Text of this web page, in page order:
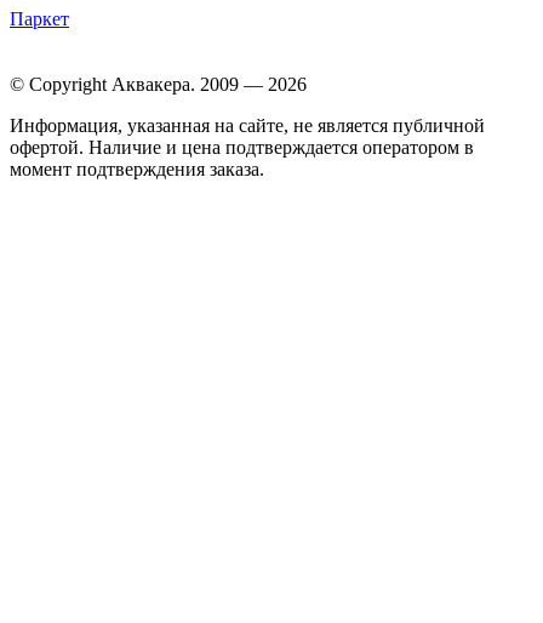
Паркет
© Copyright Аквакера. 2009 — 2026
Информация, указанная на сайте, не является публичной
офертой. Наличие и цена подтверждается оператором в
момент подтверждения заказа.